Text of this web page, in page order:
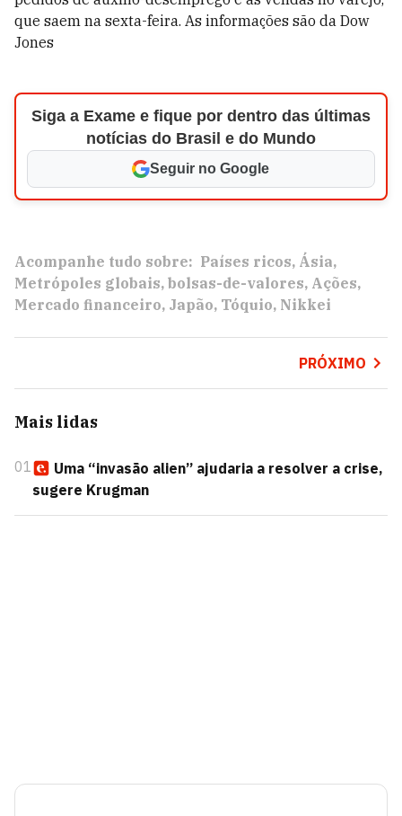
que saem na sexta-feira. As informações são da Dow
Jones
Siga a Exame e fique por dentro das últimas
notícias do Brasil e do Mundo
Seguir no Google
Acompanhe tudo sobre: Países ricos Ásia
Metrópoles globais bolsas-de-valores Ações
Mercado financeiro Japão Tóquio Nikkei
PRÓXIMO
Mais lidas
01
Uma “invasão alien” ajudaria a resolver a crise,
sugere Krugman